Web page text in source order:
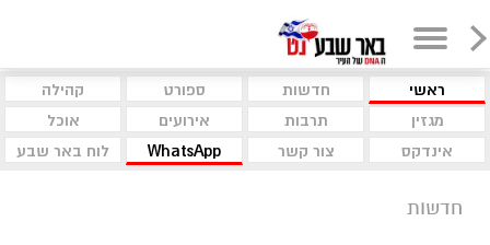
ראשי חדשות ספורט
קהילה
מגזין
תרבות אירועים
אוכל
אינדקס
צור קשר WhatsApp לוח באר שבע
חדשות